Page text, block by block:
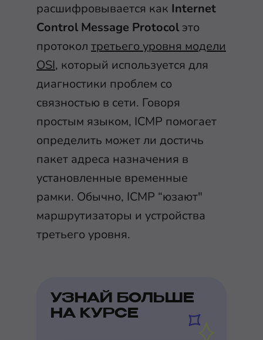
расшифровывается как Internet
Control Message Protocolэто
протокол третьего уровня модели
OSI, который используется для
диагностики проблем со
связностью в сети. Говоря
простым языком, ICMP помогает
определить может ли достичь
пакет адреса назначения в
установленные временные
рамки. Обычно, ICMP “юзают"
маршрутизаторы и устройства
третьего уровня.
УЗНАЙ БОЛЬШЕ
НА КУРСЕ